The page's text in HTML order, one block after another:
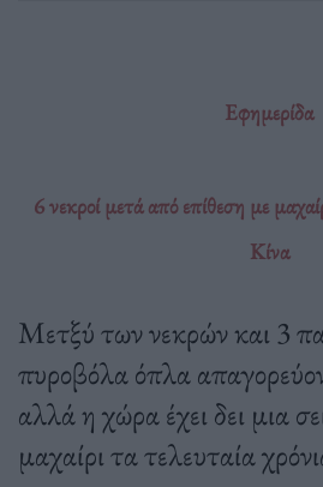
Εφημερίδα
6 νεκροί μετά από επίθεση με
Κίνα
Μετξύ των νεκρών και 3
πυροβόλα όπλα
αλλά η χώρα έχει δει μια
μαχαίρι τα τελευταία